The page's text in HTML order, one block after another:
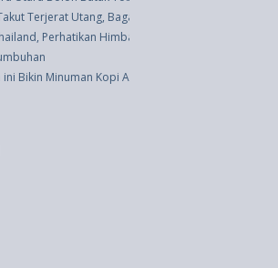
Terjerat Utang, Bagaimana?
Perhatikan Himbauan Berikut
Bikin Minuman Kopi Anda Lebih Enak dan Sehat